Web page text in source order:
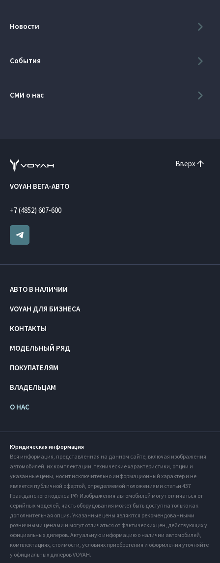
Новости
События
СМИ о нас
Вверх
VOYAH ВЕГА-АВТО
+7 (4852) 607-600
АВТО В НАЛИЧИИ
VOYAH ДЛЯ БИЗНЕСА
КОНТАКТЫ
МОДЕЛЬНЫЙ РЯД
ПОКУПАТЕЛЯМ
ВЛАДЕЛЬЦАМ
О НАС
Юридическая информация
Вся информация, представленная на данном сайте, включая изображения
автомобилей, их комплектации, технические характеристики, опции и
указанные цены, носит исключительно информационный характер и не
является публичной офертой, определяемой положениями статьи 437
Гражданского кодекса РФ. Изображения автомобилей могут отличаться от
серийных моделей, часть оборудования может быть доступна только как
дополнительная опция. Указанные цены являются рекомендованными
розничными ценами и могут отличаться от фактических цен, действующих у
официальных дилеров. Актуальную информацию о наличии автомобилей,
комплектациях, стоимости, условиях приобретения и оформления уточняйте
у официальных дилеров VOYAH.